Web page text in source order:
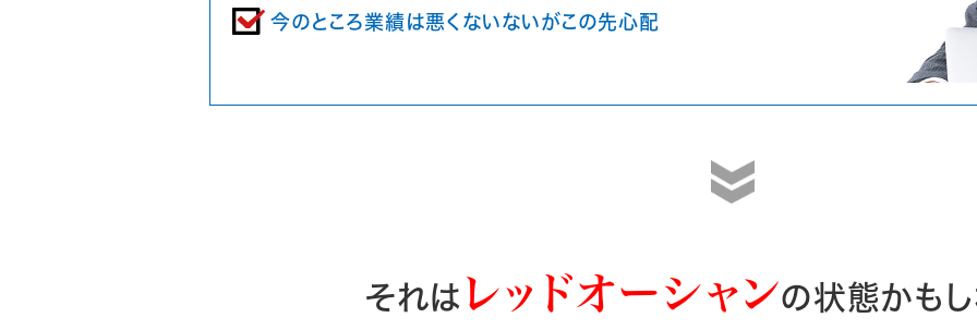
今のところ業績は悪くないないがこの先心配
それは レッドオーシャンの状態かも